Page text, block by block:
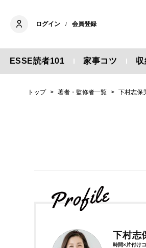
ログイン / 会員登録
ESSE読者101 家事コツ 収
トップ 著者・監修者一覧 下村志保
下村志
時間×片付け